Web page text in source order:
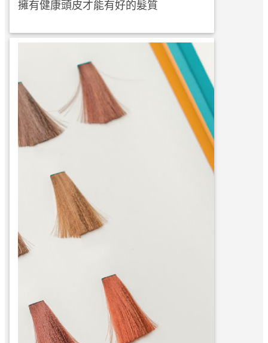
擁有健康頭皮才能有好的髮質